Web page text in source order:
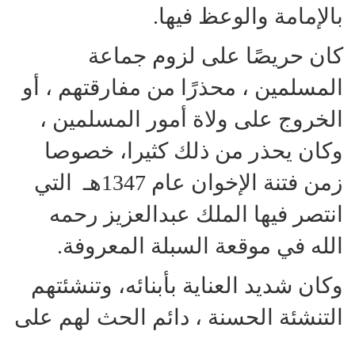
بالإمامة والوعظ فيها.
كان حريصًا على لزوم جماعة
المسلمين ، محذرًا من مفارقتهم ، أو
الخروج على ولاة أمور المسلمين ،
وكان يحذر من ذلك كثيرا، خصوصا
زمن فتنة الإخوان عام 1347هـ التي
انتصر فيها الملك عبدالعزيز رحمه
الله في موقعة السبلة المعروفة.
وكان شديد العناية بأبنائه، وتنشئتهم
التنشئة الحسنة ، دائم الحث لهم على